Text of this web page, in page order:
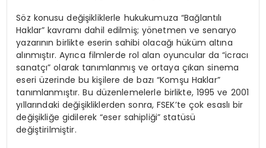
Söz konusu değişikliklerle hukukumuza “Bağlantılı
Haklar” kavramı dahil edilmiş; yönetmen ve senaryo
yazarının birlikte eserin sahibi olacağı hüküm altına
alınmıştır. Ayrıca filmlerde rol alan oyuncular da “icracı
sanatçı” olarak tanımlanmış ve ortaya çıkan sinema
eseri üzerinde bu kişilere de bazı “Komşu Haklar”
tanımlanmıştır. Bu düzenlemelerle birlikte, 1995 ve 2001
yıllarındaki değişikliklerden sonra, FSEK’te çok esaslı bir
değişikliğe gidilerek “eser sahipliği” statüsü
değiştirilmiştir.